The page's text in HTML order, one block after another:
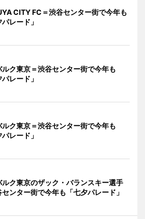
CITY FC＝渋谷センター街で今年も
パレード」
ルク東京＝渋谷センター街で今年も
パレード」
ルク東京＝渋谷センター街で今年も
パレード」
ルク東京のザック・バランスキー選手
センター街で今年も「七夕パレード」